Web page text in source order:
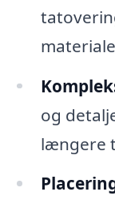
og
længere